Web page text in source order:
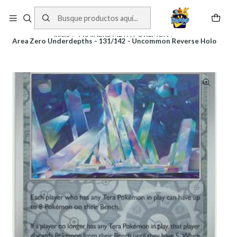
Inicio
TRAINERS META POKEMON
Area Zero Underdepths - 131/142 - Uncommon Reverse Holo